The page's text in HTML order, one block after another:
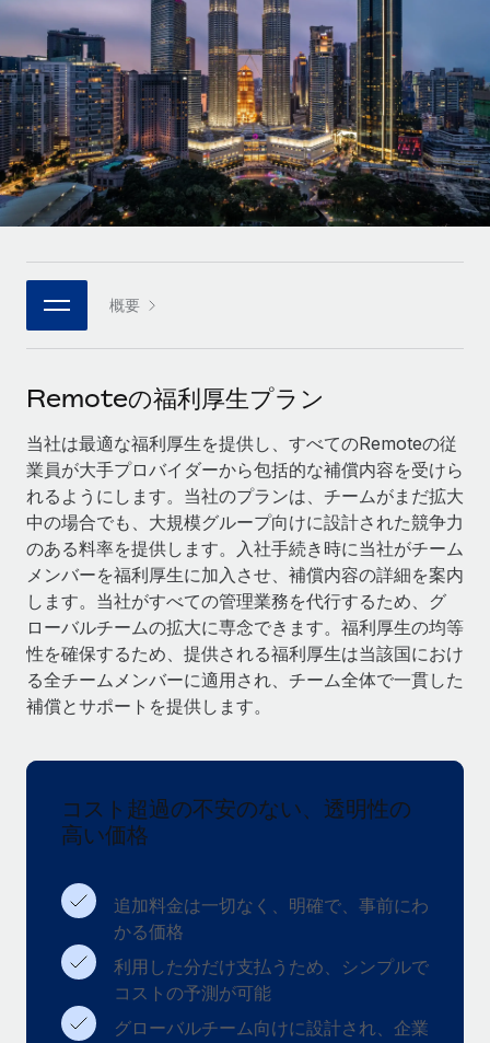
インフラ
Remote統合
人事機能をワークフローにシームレスに統合する
プラットフォーム
チームのための人事の基本機能を内蔵
接続 新しい
当社のMCPを使用して、あらゆるAIツールをRemoteに接続
統合
基本的なビジネスツールを活用して業務プロセスを効率化す
専門家に相談
グローバル人事・コンプライアンスの専門サポート
バックグラウンドチェック
候補者の選考プロセスをシンプルに
Compliance Watchtower
コンプライアンスリスクを先回りして対応
デバイス管理
ITデバイスを世界規模で提供・管理
法人設立
移住・転勤
福利厚生
従業員の福利厚生を簡単に管理
成長中の企業向けのアジャイルなグローバルHR・給与処理ソ
リューション
ミッドマーケット
カスタマイズされた人事ソリューションでチームを拡大する
企業
大企業向けのグローバルHR
パートナーに登録
戦略的テクノロジーパートナー
グローバルな人事機能を柔軟に自社プラットフォームへ統合
当社とのパートナーシップの可能性を検討する
Remote Build 近日リリース予定
統合とAI自動化に関するコンサルティング
活用事例
REMOTEで学習
リサーチおよびガイド
活用事例
HR用語集
チェックリストおよびテンプレート
職務内容ライブラリ
ウェビナー
イベント
ニュースルーム
給与・人材情報
情報センター
サポートを依頼する
すべてのリソースを表示する
ブログ
グローバル給与処理
税務
Remoteの製品アップデート：GustoとXeroの統合お
よびContractor Management Plus（契約社員管理
プラス）
Deutsch
Español
Italiano
Português (Portugal)
日本語
한국어 概要
Remoteの福利厚生プラン
当社は最適な福利厚生を提供し、すべてのRemoteの従
業員が大手プロバイダーから包括的な補償内容を受けら
れるようにします。当社のプランは、チームがまだ拡大
中の場合でも、大規模グループ向けに設計された競争力
のある料率を提供します。入社手続き時に当社がチーム
メンバーを福利厚生に加入させ、補償内容の詳細を案内
します。当社がすべての管理業務を代行するため、グ
ローバルチームの拡大に専念できます。福利厚生の均等
性を確保するため、提供される福利厚生は当該国におけ
る全チームメンバーに適用され、チーム全体で一貫した
補償とサポートを提供します。
コスト超過の不安のない、透明性の
高い価格
追加料金は一切なく、明確で、事前にわ
かる価格
利用した分だけ支払うため、シンプルで
コストの予測が可能
グローバルチーム向けに設計され、企業